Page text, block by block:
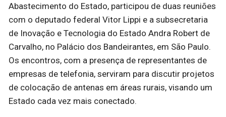
Abastecimento do Estado, participou de duas reuniões
com o deputado federal Vitor Lippi e a subsecretaria
de Inovação e Tecnologia do Estado Andra Robert de
Carvalho, no Palácio dos Bandeirantes, em São Paulo.
Os encontros, com a presença de representantes de
empresas de telefonia, serviram para discutir projetos
de colocação de antenas em áreas rurais, visando um
Estado cada vez mais conectado.